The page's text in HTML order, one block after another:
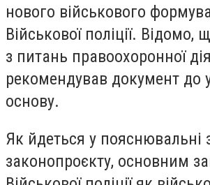
нового військового
Військової поліції. Відомо,
з питань правоохоронної
рекомендував документ до
основу.
Як йдеться у пояснювальні
законопроєкту, основним